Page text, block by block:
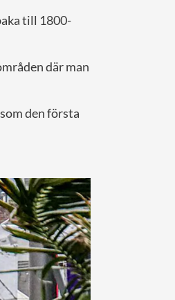
till 1800-
där man
den första